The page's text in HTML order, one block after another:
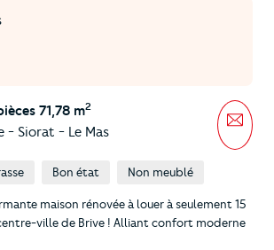
71,78 m2
- Siorat - Le Mas
Bon état Non meublé
maison rénovée à louer à seulement 15
ville de Brive ! Alliant confort moderne